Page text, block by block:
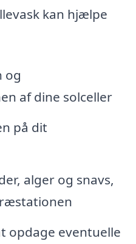
kan hjælpe
og
af dine solceller
på dit
alger og snavs,
opdage eventuelle